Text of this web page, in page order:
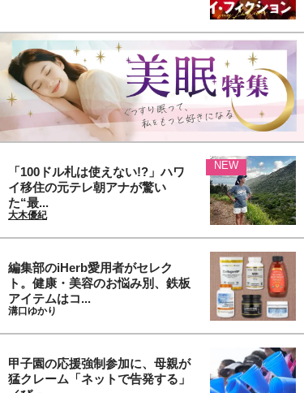
「100ドル札は使えない!?」ハワ
イ移住の元テレ朝アナが驚い
た“最...
大木優紀
NEW
編集部のiHerb愛用者がセレク
ト。健康・美容のお悩み別、鉄板
アイテムはコ...
溝口ゆかり
甲子園の応援強制参加に、母親が
猛クレーム「ネットで告発する」